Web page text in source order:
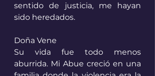
sentido de justicia, me hayan
sido heredados.
Doña Vene
Su vida fue todo menos
aburrida. Mi Abue creció en una